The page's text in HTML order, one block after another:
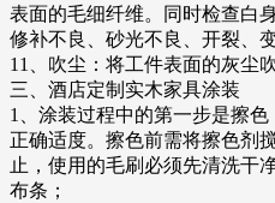
表面的毛细纤维。同时检查白
修补不良、砂光不良、开裂、变
11、吹尘：将工件表面的灰尘
三、酒店定制实木家具涂装
1、涂装过程中的第一步是擦
正确适度。擦色前需将擦色剂
止，使用的毛刷必须先清洗干
布条；